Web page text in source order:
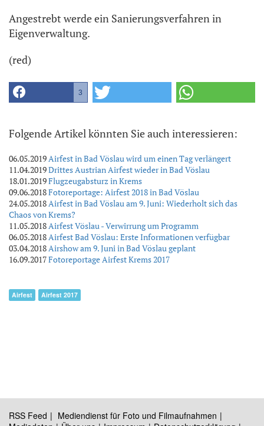
Angestrebt werde ein Sanierungsverfahren in
Eigenverwaltung.
(red)
3
Folgende Artikel könnten Sie auch interessieren:
06.05.2019Airfest in Bad Vöslau wird um einen Tag verlängert
11.04.2019Drittes Austrian Airfest wieder in Bad Vöslau
18.01.2019Flugzeugabsturz in Krems
09.06.2018Fotoreportage: Airfest 2018 in Bad Vöslau
24.05.2018Airfest in Bad Vöslau am 9. Juni: Wiederholt sich das
Chaos von Krems?
11.05.2018Airfest Vöslau - Verwirrung um Programm
06.05.2018Airfest Bad Vöslau: Erste Informationen verfügbar
03.04.2018Airshow am 9. Juni in Bad Vöslau geplant
16.09.2017Fotoreportage Airfest Krems 2017
Airfest Airfest 2017
RSS Feed
Mediendienst für Foto und Filmaufnahmen